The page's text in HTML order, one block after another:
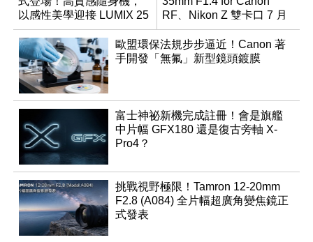
以感性美學迎接 LUMIX 25
週年
RF、Nikon Z 雙卡口 7 月
同步登台
歐盟環保法規步步逼近！Canon 著
手開發「無氟」新型鏡頭鍍膜
富士神祕新機完成註冊！會是旗艦
中片幅 GFX180 還是復古旁軸 X-
Pro4？
挑戰視野極限！Tamron 12-20mm
F2.8 (A084) 全片幅超廣角變焦鏡正
式發表